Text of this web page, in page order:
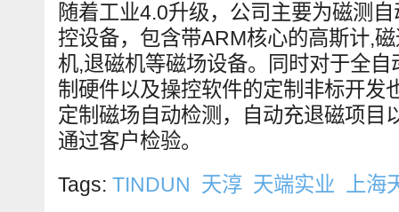
随着工业4.0升级，公司主要为磁测
控设备，包含带ARM核心的高斯计,
机,退磁机等磁场设备。同时对于全
制硬件以及操控软件的定制非标开发
定制磁场自动检测，自动充退磁项目
通过客户检验。
Tags: TINDUN 天淳 天端实业 上海